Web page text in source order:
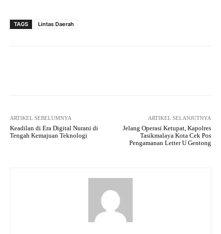
TAGS Lintas Daerah
ARTIKEL SEBELUMNYA
Keadilan di Era Digital Nurani di
Tengah Kemajuan Teknologi
ARTIKEL SELANJUTNYA
Jelang Operasi Ketupat, Kapolres
Tasikmalaya Kota Cek Pos
Pengamanan Letter U Gentong